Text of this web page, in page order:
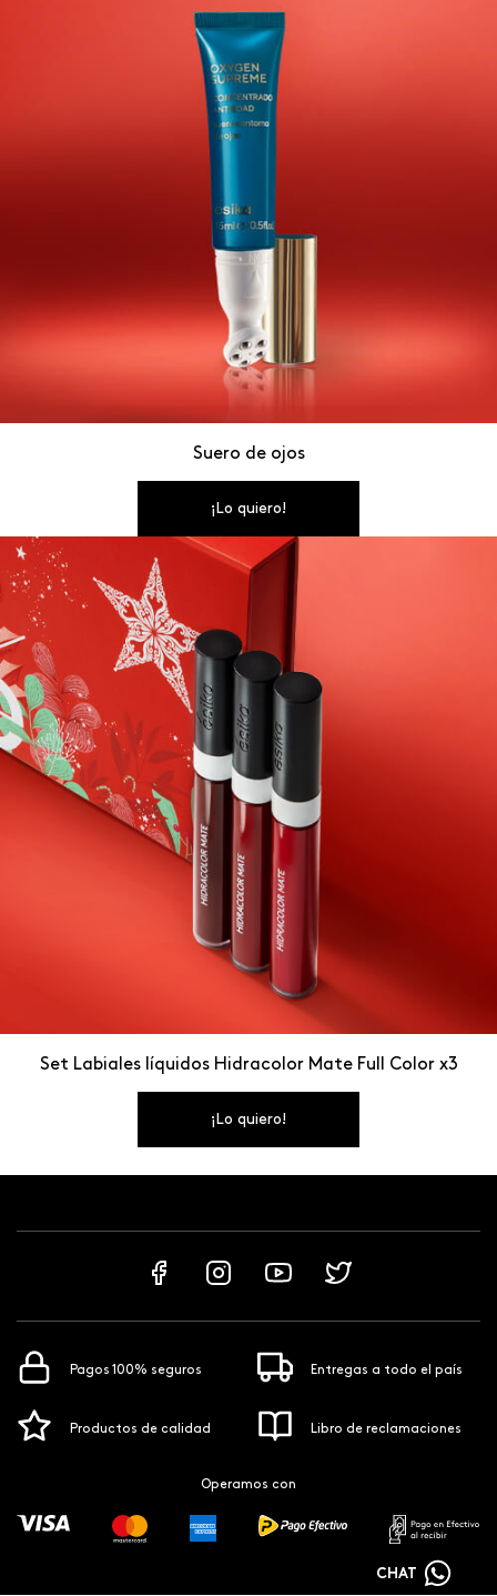
CHAT
Suero de ojos
¡Lo quiero!
Set Labiales líquidos Hidracolor Mate Full Color x3
¡Lo quiero!
Pagos 100% seguros Entregas a todo el país
Productos de calidad Libro de reclamaciones
Operamos con